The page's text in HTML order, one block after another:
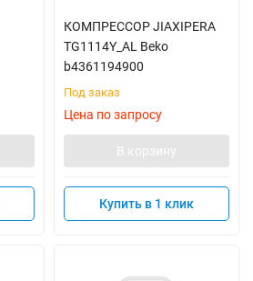
КОМПРЕССОР JIAXIPERA
TG1114Y_AL Beko
b4361194900
Под заказ
Цена по запросу
В корзину
Купить в 1 клик